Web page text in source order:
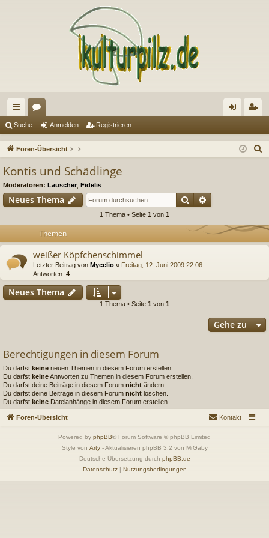
ch
ne
riff
en m ist
Suche Anmelden Registrieren
Foren-Übersicht
Kontis und Schädlinge
Moderatoren: Lauscher Fidelis
Neues Thema Suche
1 Thema • Seite 1 von 1
Themen
weißer Köpfchenschimmel
Letzter Beitrag von Mycelio « Freitag, 12. Juni 2009 22:06
Antworten: 4
Neues Thema
1 Thema • Seite 1 von 1
Gehe zu
Berechtigungen in diesem Forum
Du darfst keine neuen Themen in diesem Forum erstellen.
Du darfst keineAntworten zu Themen in diesem Forum erstellen.
Du darfst deine Beiträge in diesem Forum nicht ändern.
Du darfst deine Beiträge in diesem Forum nicht löschen.
Du darfst keine Dateianhänge in diesem Forum erstellen.
Foren-Übersicht Kontakt
Powered by phpBB® Forum Software © phpBB Limited
Style von Arty- Aktualisieren phpBB 3.2 von MrGaby
Deutsche Übersetzung durch phpBB.de
Datenschutz| Nutzungsbedingungen